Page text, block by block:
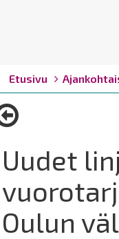
Breadcrumbs
You
are
here:
Etusivu
Uudet
Oulun